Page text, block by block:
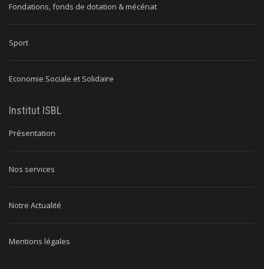
Fondations, fonds de dotation & mécénat
Sport
Economie Sociale et Solidaire
Institut ISBL
Présentation
Nos services
Notre Actualité
Mentions légales